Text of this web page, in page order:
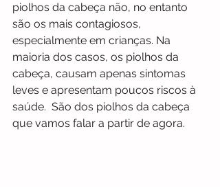
piolhos da cabeça não, no entanto
são os mais contagiosos,
especialmente em crianças. Na
maioria dos casos, os piolhos da
cabeça, causam apenas sintomas
leves e apresentam poucos riscos à
saúde.  São dos piolhos da cabeça
que vamos falar a partir de agora.